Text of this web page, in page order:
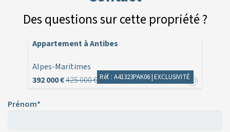
Des questions sur cette propriété ?
Appartement à Antibes
Alpes-Maritimes
392 000 €425 000 € Réf. : A41323PAK06 |EXCLUSIVITÉ
Prénom*